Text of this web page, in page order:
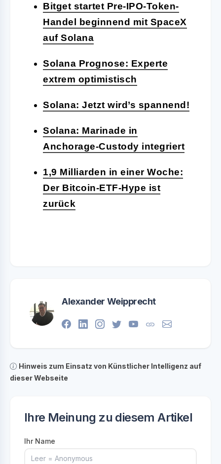
Bitget startet Pre-IPO-Token-
Handel beginnend mit SpaceX
auf Solana
Solana Prognose: Experte
extrem optimistisch
Solana: Jetzt wird’s spannend!
Solana: Marinade in
Anchorage-Custody integriert
1,9 Milliarden in einer Woche:
Der Bitcoin-ETF-Hype ist
zurück
Alexander Weipprecht
Hinweis zum Einsatz von Künstlicher Intelligenz auf
dieser Webseite
Ihre Meinung zu diesem Artikel
Ihr Name